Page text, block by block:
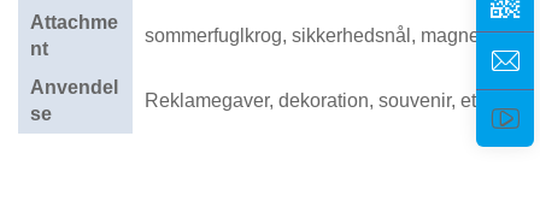
Attachme
nt
sommerfuglkrog, sikkerhedsnål, magnet
Anvendel
se
Reklamegaver, dekoration, souvenir, etc.